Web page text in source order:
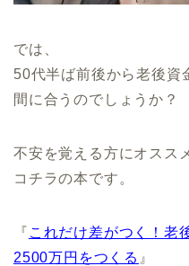
では、
50代半ば前後から老後資
間に合うのでしょうか？
不安を覚える方にオスス
コチラの本です。
『 これだけ差がつく！老
2500万円をつくる 』